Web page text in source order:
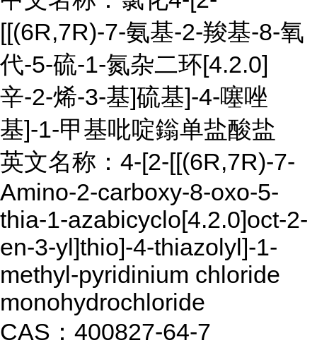
[[(6R,7R)-7-氨基-2-羧基-8-氧
代-5-硫-1-氮杂二环[4.2.0]
辛-2-烯-3-基]硫基]-4-噻唑
基]-1-甲基吡啶鎓单盐酸盐
英文名称：4-[2-[[(6R,7R)-7-
Amino-2-carboxy-8-oxo-5-
thia-1-azabicyclo[4.2.0]oct-2-
en-3-yl]thio]-4-thiazolyl]-1-
methyl-pyridinium chloride
monohydrochloride
CAS：400827-64-7